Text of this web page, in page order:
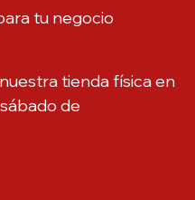
tu negocio
tienda física en
de